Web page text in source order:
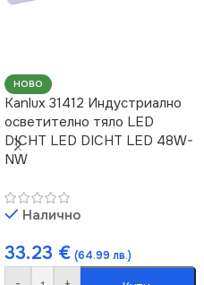
НОВО
Kanlux 31412 Индустриално
осветително тяло LED
DICHT LED DICHT LED 48W-
NW
Налично
33.23 € (64.99 лв.)